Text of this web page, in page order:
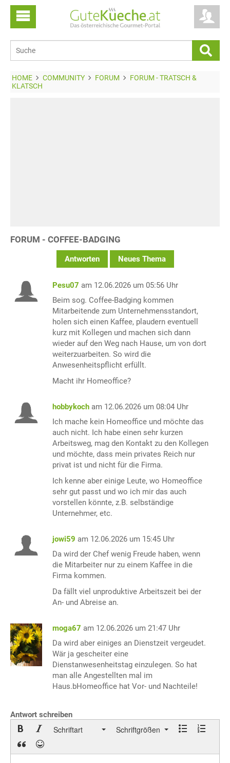
HOME COMMUNITY FORUM
FORUM - TRATSCH &
KLATSCH
FORUM - COFFEE-BADGING
Antworten Neues Thema
Pesu07 am 12.06.2026 um 05:56 Uhr
Beim sog. Coffee-Badging kommen
Mitarbeitende zum Unternehmensstandort,
holen sich einen Kaffee, plaudern eventuell
kurz mit Kollegen und machen sich dann
wieder auf den Weg nach Hause, um von dort
weiterzuarbeiten. So wird die
Anwesenheitspflicht erfüllt.
Macht ihr Homeoffice?
hobbykoch am 12.06.2026 um 08:04 Uhr
Ich mache kein Homeoffice und möchte das
auch nicht. Ich habe einen sehr kurzen
Arbeitsweg, mag den Kontakt zu den Kollegen
und möchte, dass mein privates Reich nur
privat ist und nicht für die Firma.
Ich kenne aber einige Leute, wo Homeoffice
sehr gut passt und wo ich mir das auch
vorstellen könnte, z.B. selbständige
Unternehmer, etc.
jowi59 am 12.06.2026 um 15:45 Uhr
Da wird der Chef wenig Freude haben, wenn
die Mitarbeiter nur zu einem Kaffee in die
Firma kommen.
Da fällt viel unproduktive Arbeitszeit bei der
An- und Abreise an.
moga67 am 12.06.2026 um 21:47 Uhr
Da wird aber einiges an Dienstzeit vergeudet.
Wär ja gescheiter eine
Dienstanwesenheitstag einzulegen. So hat
man alle Angestellten mal im
Haus.bHomeoffice hat Vor- und Nachteile!
Antwort schreiben
Schriftart Schriftgrößen